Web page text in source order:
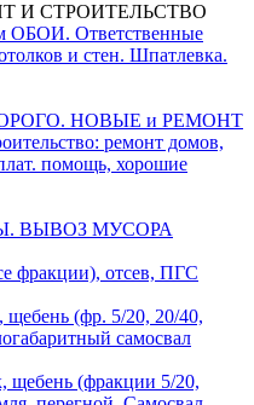
И СТРОИТЕЛЬСТВО
ОБОИ. Ответственные
и стен. Шпатлевка.
НОВЫЕ и РЕМОНТ
ремонт домов,
помощь, хорошие
ВЫВОЗ МУСОРА
отсев, ПГС
(фр. 5/20, 20/40,
самосвал
(фракции 5/20,